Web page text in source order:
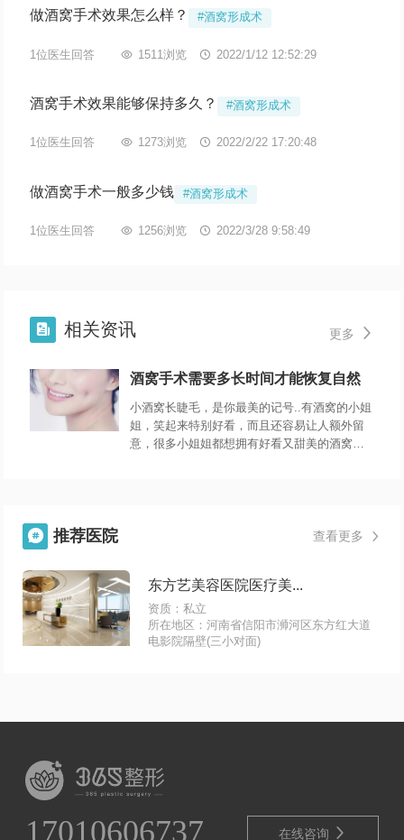
做酒窝手术效果怎么样？ #酒窝形成术
1位医生回答  1511浏览  2022/1/12 12:52:29
酒窝手术效果能够保持多久？ #酒窝形成术
1位医生回答  1273浏览  2022/2/22 17:20:48
做酒窝手术一般多少钱 #酒窝形成术
1位医生回答  1256浏览  2022/3/28 9:58:49
 相关资讯 更多 
酒窝手术需要多长时间才能恢复自然
小酒窝长睫毛，是你最美的记号..有酒窝的小姐
姐，笑起来特别好看，而且还容易让人额外留
意，很多小姐姐都想拥有好看又甜美的酒窝，
 推荐医院 查看更多 
东方艺美容医院医疗美...
资质：私立
所在地区：河南省信阳市浉河区东方红大道
电影院隔壁(三小对面)
17010606737 在线咨询 